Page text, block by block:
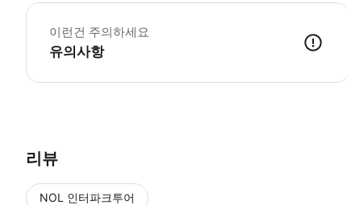
이런건 주의하세요
유의사항
리뷰
NOL 인터파크투어